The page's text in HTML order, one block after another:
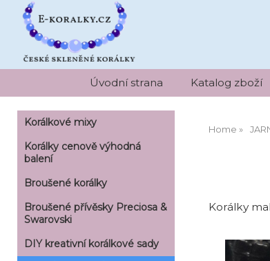
Úvodní strana Katalog zboží
Home
Korálky
Korálkové mixy
Korálky cenově výhodná
balení
Broušené korálky
Broušené přívěsky Preciosa &
Swarovski
DIY kreativní korálkové sady